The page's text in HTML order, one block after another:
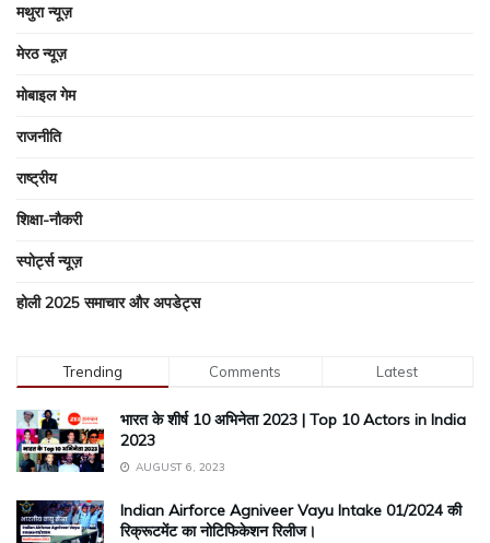
मथुरा न्यूज़
मेरठ न्यूज़
मोबाइल गेम
राजनीति
राष्ट्रीय
शिक्षा-नौकरी
स्पोर्ट्स न्यूज़
होली 2025 समाचार और अपडेट्स
Trending Comments Latest
भारत के शीर्ष 10 अभिनेता 2023 | Top 10 Actors in India
2023
AUGUST 6, 2023
Indian Airforce Agniveer Vayu Intake 01/2024 की
रिक्रूटमेंट का नोटिफिकेशन रिलीज।